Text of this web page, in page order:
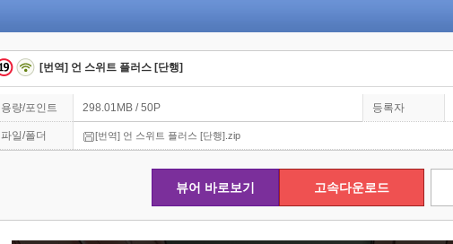
[번역] 언 스위트 플러스 [단행]
용량/포인트 298.01MB / 50P 등록자
파일/폴더 [번역] 언 스위트 플러스 [단행].zip
뷰어 바로보기 고속다운로드